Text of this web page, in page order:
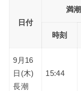
日付
満潮
時刻
9月16
日(木)
長潮
15:44